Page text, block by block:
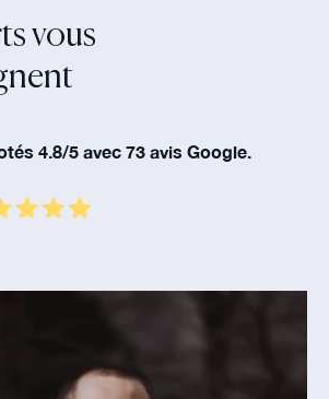
vous
4.8/5 avec 73 avis Google.